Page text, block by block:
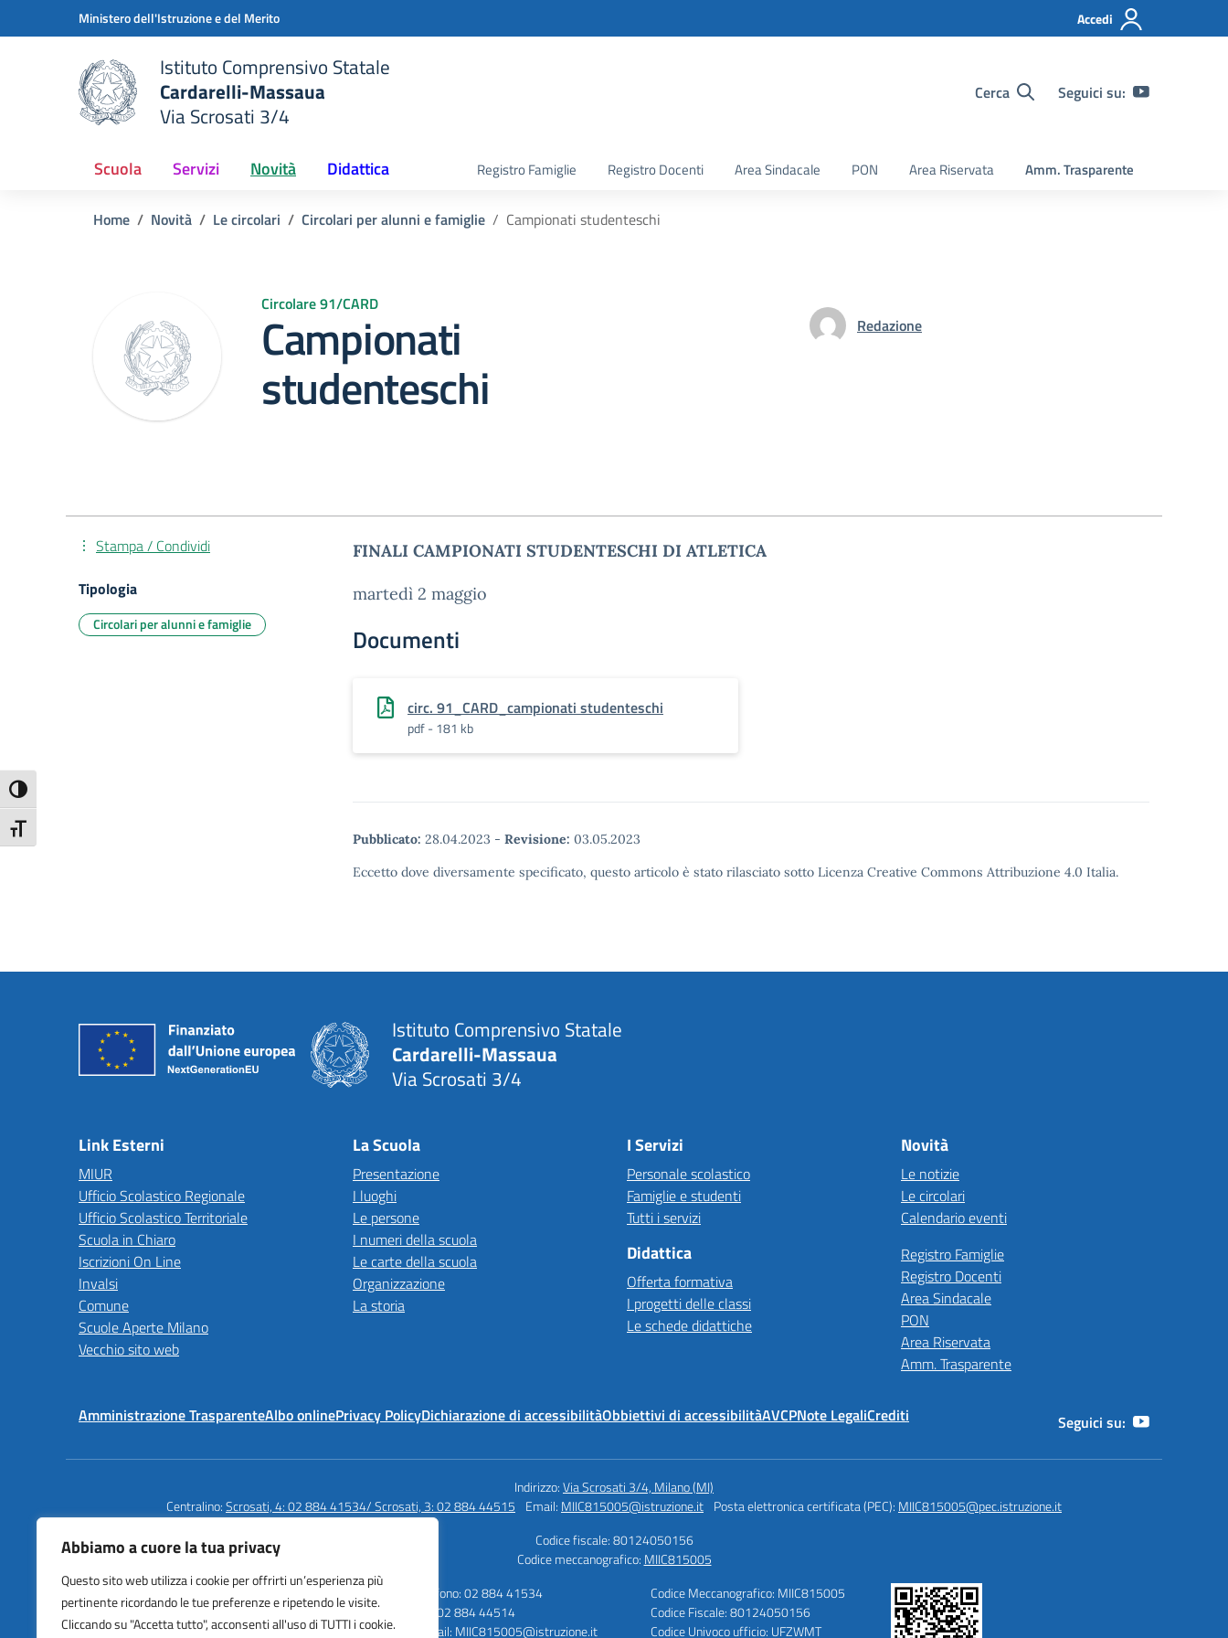
Abbiamo a cuore la tua privacy
Questo sito web utilizza i cookie per offrirti un’esperienza più
pertinente ricordando le tue preferenze e ripetendo le visite.
Cliccando su "Accetta tutto", acconsenti all'uso di TUTTI i cookie.
Attiva/disattiva alto contrasto
Attiva/disattiva dimensione testo
Vai ai contenuti
Vai al menu di navigazioneMinistero dell'Istruzione e del Merito Accedi
scuola
Istituto Comprensivo Statale
Cardarelli-Massaua
Via Scrosati 3/4
Cerca Seguici su:
Scuola Servizi Novità Didattica Registro Famiglie Registro Docenti Area Sindacale PON Area Riservata Amm. Trasparente
Home Novità Le circolari Circolari per alunni e famiglie Campionati studenteschi
Circolare 91/CARD
Campionati
studenteschi
Redazione
FINALI CAMPIONATI STUDENTESCHI DI ATLETICA
martedì 2 maggio
Documenti
circ. 91_CARD_campionati studenteschi
pdf - 181 kb
Pubblicato: 28.04.2023 - Revisione: 03.05.2023
Eccetto dove diversamente specificato, questo articolo è stato rilasciato sotto Licenza Creative Commons Attribuzione 4.0 Italia.
Stampa / Condividi
Tipologia
Circolari per alunni e famiglie
Istituto Comprensivo Statale
Cardarelli-Massaua
Via Scrosati 3/4
Link Esterni
MIUR
Ufficio Scolastico Regionale
Ufficio Scolastico Territoriale
Scuola in Chiaro
Iscrizioni On Line
Invalsi
Comune
Scuole Aperte Milano
Vecchio sito web
La Scuola
Presentazione
I luoghi
Le persone
I numeri della scuola
Le carte della scuola
Organizzazione
La storia
I Servizi
Personale scolastico
Famiglie e studenti
Tutti i servizi
Didattica
Offerta formativa
I progetti delle classi
Le schede didattiche
Novità
Le notizie
Le circolari
Calendario eventi
Registro Famiglie
Registro Docenti
Area Sindacale
PON
Area Riservata
Amm. Trasparente
Amministrazione TrasparenteAlbo onlinePrivacy PolicyDichiarazione di accessibilitàObbiettivi di accessibilitàAVCPNote LegaliCrediti Seguici su:
Indirizzo:Via Scrosati 3/4, Milano (MI)
Centralino:Scrosati, 4: 02 884 41534/ Scrosati, 3: 02 884 44515 Email: MIIC815005@istruzione.it Posta elettronica certificata (PEC): MIIC815005@pec.istruzione.it
Codice fiscale: 80124050156
Codice meccanografico: MIIC815005
Istituto Comprensivo Statale
Cardarelli | Massaua
Via Scrosati 3/4, Milano (MI)
Telefono: 02 884 41534
Fax: 02 884 44514
E-mail: MIIC815005@istruzione.it
Codice Meccanografico: MIIC815005
Codice Fiscale: 80124050156
Codice Univoco ufficio: UFZWMT